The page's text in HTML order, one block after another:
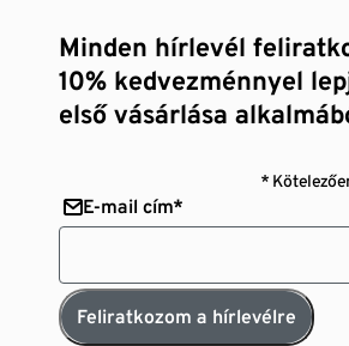
Minden hírlevél
10% kedvezménnyel
első vásárlása
*
E-mail cím*
Feliratkozom a hírlevélre